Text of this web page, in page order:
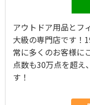
アウトドア用品とフ
大級の専門店です！
常に多くのお客様に
点数も30万点を超え
す！